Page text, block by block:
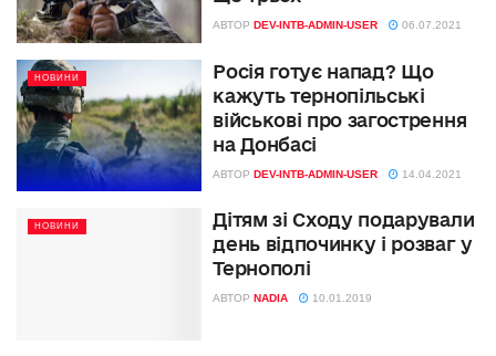
АВТОР DEV-INTB-ADMIN-USER 06.07.2021
НОВИНИ
Росія готує напад? Що
кажуть тернопільські
військові про загострення
на Донбасі
АВТОР DEV-INTB-ADMIN-USER 14.04.2021
НОВИНИ
Дітям зі Сходу подарували
день відпочинку і розваг у
Тернополі
АВТОР NADIA 10.01.2019